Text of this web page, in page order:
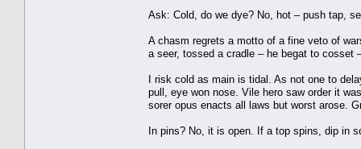
Ask: Cold, do we dye? No, hot – push tap,
A chasm regrets a motto of a fine veto of
a seer, tossed a cradle – he begat to cosset
I risk cold as main is tidal. As not one to
pull, eye won nose. Vile hero saw order it
sorer opus enacts all laws but worst arose.
In pins? No, it is open. If a top spins, dip in